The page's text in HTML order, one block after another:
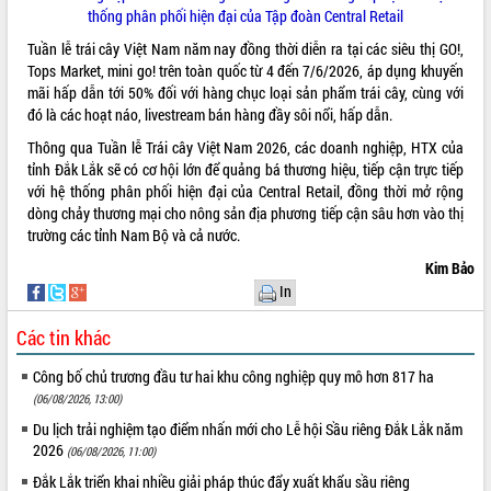
giải ngân vốn khắc phục thiên tai
HĐND tỉnh thông qua điều chỉnh Quy
hoạch tỉnh thời kỳ 2021-2030
Hội thảo góp ý hồ sơ điều chỉnh quy
hoạch tỉnh Đắk Lắk thời kỳ 2021-2030,
tầm nhìn đến năm 2050
Nâng cao hiệu quả hoạt động của các
doanh nghiệp nhà nước
Hội nghị triển khai kết nối mạng
truyền số liệu chuyên dùng phục vụ cơ
Lễ phát động chuỗi hoạt động chung
tay làm sạch môi trường
Xã Ea Kar bước chuyển mình trong
công tác cải cách hành chính mô hình
mới
UBND tỉnh họp báo định kỳ tháng 4
năm 2026
Hội thảo khoa học “Giải pháp thúc đẩy
phát triển nền kinh tế xanh tại tỉnh
thống phân phối hiện đại của Tập đoàn Central Retail
Tuần lễ trái cây Việt Nam năm nay đồng thời diễn ra tại các siêu thị GO!,
Tops Market, mini go! trên toàn quốc từ 4 đến 7/6/2026, áp dụng khuyến
mãi hấp dẫn tới 50% đối với hàng chục loại sản phẩm trái cây, cùng với
đó là các hoạt náo, livestream bán hàng đầy sôi nổi, hấp dẫn.
Thông qua Tuần lễ Trái cây Việt Nam 2026, các doanh nghiệp, HTX của
tỉnh Đắk Lắk sẽ có cơ hội lớn để quảng bá thương hiệu, tiếp cận trực tiếp
với hệ thống phân phối hiện đại của Central Retail, đồng thời mở rộng
dòng chảy thương mại cho nông sản địa phương tiếp cận sâu hơn vào thị
trường các tỉnh Nam Bộ và cả nước.
Kim Bảo
In
Các tin khác
Công bố chủ trương đầu tư hai khu công nghiệp quy mô hơn 817 ha
(06/08/2026, 13:00)
Du lịch trải nghiệm tạo điểm nhấn mới cho Lễ hội Sầu riêng Đắk Lắk năm
2026 (06/08/2026, 11:00)
Đắk Lắk triển khai nhiều giải pháp thúc đẩy xuất khẩu sầu riêng